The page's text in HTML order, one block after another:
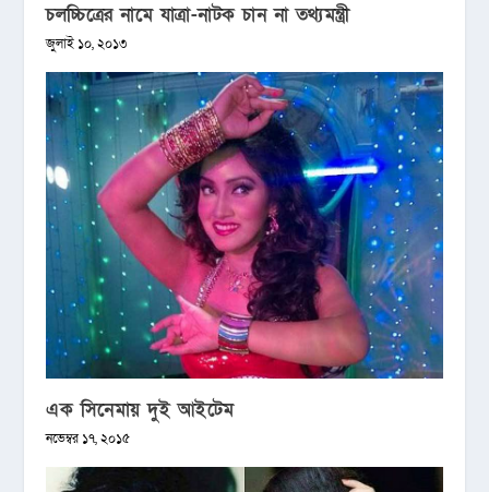
চলচ্চিত্রের নামে যাত্রা-নাটক চান না তথ্যমন্ত্রী
জুলাই ১০, ২০১৩
এক সিনেমায় দুই আইটেম
নভেম্বর ১৭, ২০১৫